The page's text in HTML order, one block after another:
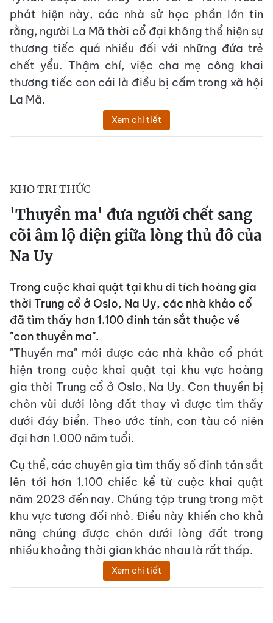
phát hiện này, các nhà sử học phần lớn tin
rằng, người La Mã thời cổ đại không thể hiện sự
thương tiếc quá nhiều đối với những đứa trẻ
chết yểu. Thậm chí, việc cha mẹ công khai
thương tiếc con cái là điều bị cấm trong xã hội
La Mã.
Xem chi tiết
KHO TRI THỨC
'Thuyền ma' đưa người chết sang
cõi âm lộ diện giữa lòng thủ đô của
Na Uy
Trong cuộc khai quật tại khu di tích hoàng gia
thời Trung cổ ở Oslo, Na Uy, các nhà khảo cổ
đã tìm thấy hơn 1.100 đinh tán sắt thuộc về
"con thuyền ma".
"Thuyền ma" mới được các nhà khảo cổ phát
hiện trong cuộc khai quật tại khu vực hoàng
gia thời Trung cổ ở Oslo, Na Uy. Con thuyền bị
chôn vùi dưới lòng đất thay vì được tìm thấy
dưới đáy biển. Theo ước tính, con tàu có niên
đại hơn 1.000 năm tuổi.
Cụ thể, các chuyên gia tìm thấy số đinh tán sắt
lên tới hơn 1.100 chiếc kể từ cuộc khai quật
năm 2023 đến nay. Chúng tập trung trong một
khu vực tương đối nhỏ. Điều này khiến cho khả
năng chúng được chôn dưới lòng đất trong
nhiều khoảng thời gian khác nhau là rất thấp.
Xem chi tiết